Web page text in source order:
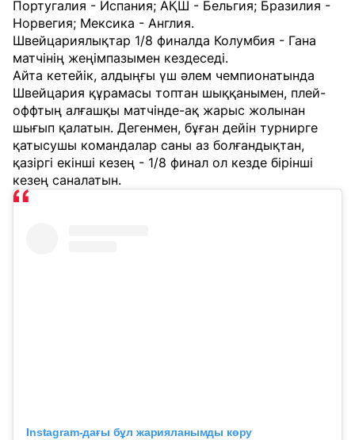
Португалия - Испания; АҚШ - Бельгия; Бразилия -
Норвегия; Мексика - Англия.
Швейцариялықтар 1/8 финалда Колумбия - Гана
матчінің жеңімпазымен кездеседі.
Айта кетейік, алдыңғы үш әлем чемпионатында
Швейцария құрамасы топтан шыққанымен, плей-
оффтың алғашқы матчінде-ақ жарыс жолынан
шығып қалатын. Дегенмен, бұған дейін турнирге
қатысушы командалар саны аз болғандықтан,
қазіргі екінші кезең - 1/8 финал ол кезде бірінші
кезең саналатын.
Instagram-дағы бұл жарияланымды көру